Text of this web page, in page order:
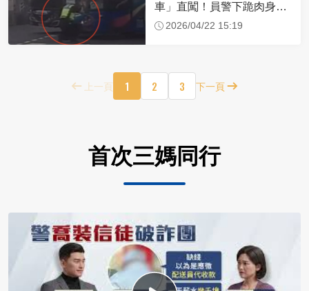
車」直闖！員警下跪肉身擋
車：讓行人先過
2026/04/22 15:19
上一頁 1 2 3 下一頁
首次三媽同行